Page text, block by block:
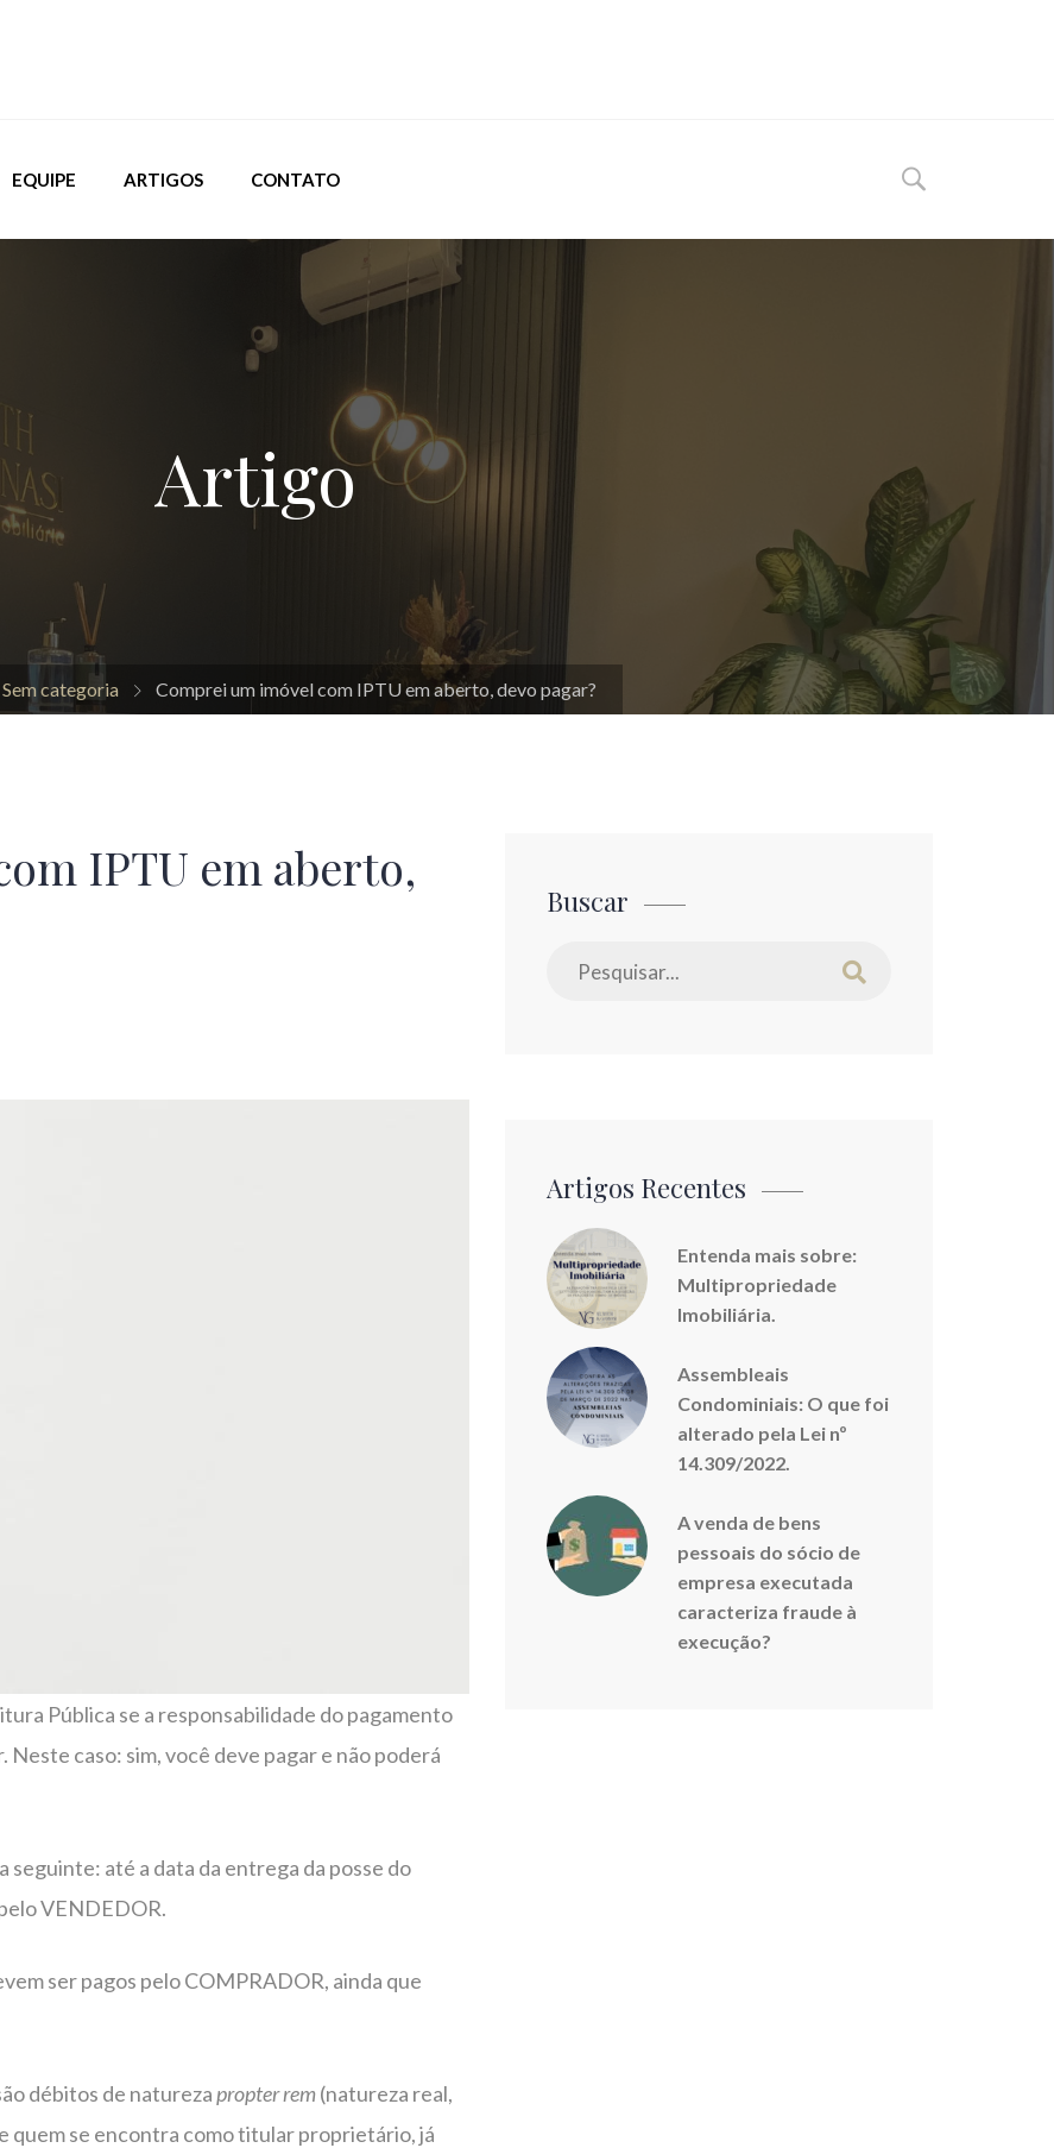
EQUIPE ARTIGOS CONTATO
Artigo
Sem categoria Comprei um imóvel com IPTU em aberto, devo pagar?
IPTU em aberto,
Pública se a responsabilidade do pagamento
caso: sim, você deve pagar e não poderá
seguinte: até a data da entrega da posse do
VENDEDOR.
ser pagos pelo COMPRADOR, ainda que
débitos de naturezapropter rem(natureza real,
quem se encontra como titular proprietário, já
Buscar
Artigos Recentes
Entenda mais sobre:
Multipropriedade
Imobiliária.
Assembleais
Condominiais: O que foi
alterado pela Lei nº
14.309/2022.
A venda de bens
pessoais do sócio de
empresa executada
caracteriza fraude à
execução?